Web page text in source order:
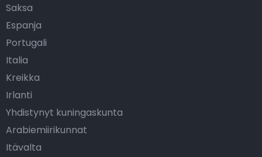
Saksa
Espanja
Portugali
Italia
Kreikka
Irlanti
Yhdistynyt kuningaskunta
Arabiemiirikunnat
Itävalta